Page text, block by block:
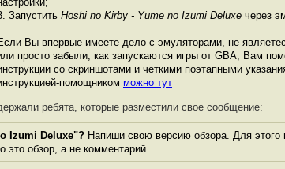
Запустить Hoshi no Kirby - Yume no Izumi Deluxe через
Вы впервые имеете дело с эмуляторами, не
просто забыли, как запускаются игры от GBА, Вам
со скриншотами и четкими поэтапными
помощником можно тут
ребята, которые разместили свое сообщение:
Izumi Deluxe"? Напиши свою версию обзора. Для этого
это обзор, а не комментарий..